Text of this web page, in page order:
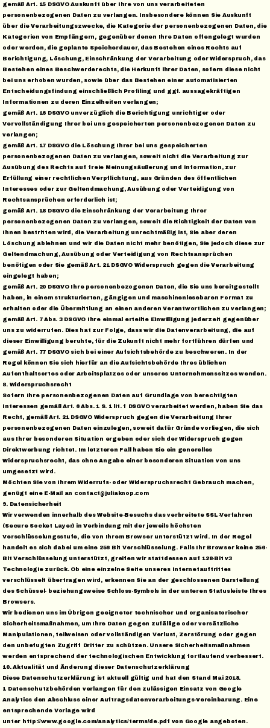
gemäß Art. 15 DSGVO Auskunft über Ihre von uns verarbeiteten
personenbezogenen Daten zu verlangen. Insbesondere können Sie Auskunft
über die Verarbeitungszwecke, die Kategorie der personenbezogenen Daten, die
Kategorien von Empfängern, gegenüber denen Ihre Daten offengelegt wurden
oder werden, die geplante Speicherdauer, das Bestehen eines Rechts auf
Berichtigung, Löschung, Einschränkung der Verarbeitung oder Widerspruch, das
Bestehen eines Beschwerderechts, die Herkunft ihrer Daten, sofern diese nicht
bei uns erhoben wurden, sowie über das Bestehen einer automatisierten
Entscheidungsfindung einschließlich Profiling und ggf. aussagekräftigen
Informationen zu deren Einzelheiten verlangen;
gemäß Art. 16 DSGVO unverzüglich die Berichtigung unrichtiger oder
Vervollständigung Ihrer bei uns gespeicherten personenbezogenen Daten zu
verlangen;
gemäß Art. 17 DSGVO die Löschung Ihrer bei uns gespeicherten
personenbezogenen Daten zu verlangen, soweit nicht die Verarbeitung zur
Ausübung des Rechts auf freie Meinungsäußerung und Information, zur
Erfüllung einer rechtlichen Verpflichtung, aus Gründen des öffentlichen
Interesses oder zur Geltendmachung, Ausübung oder Verteidigung von
Rechtsansprüchen erforderlich ist;
gemäß Art. 18 DSGVO die Einschränkung der Verarbeitung Ihrer
personenbezogenen Daten zu verlangen, soweit die Richtigkeit der Daten von
Ihnen bestritten wird, die Verarbeitung unrechtmäßig ist, Sie aber deren
Löschung ablehnen und wir die Daten nicht mehr benötigen, Sie jedoch diese zur
Geltendmachung, Ausübung oder Verteidigung von Rechtsansprüchen
benötigen oder Sie gemäß Art. 21 DSGVO Widerspruch gegen die Verarbeitung
eingelegt haben;
gemäß Art. 20 DSGVO Ihre personenbezogenen Daten, die Sie uns bereitgestellt
haben, in einem strukturierten, gängigen und maschinenlesebaren Format zu
erhalten oder die Übermittlung an einen anderen Verantwortlichen zu verlangen;
gemäß Art. 7 Abs. 3 DSGVO Ihre einmal erteilte Einwilligung jederzeit gegenüber
uns zu widerrufen. Dies hat zur Folge, dass wir die Datenverarbeitung, die auf
dieser Einwilligung beruhte, für die Zukunft nicht mehr fortführen dürfen und
gemäß Art. 77 DSGVO sich bei einer Aufsichtsbehörde zu beschweren. In der
Regel können Sie sich hierfür an die Aufsichtsbehörde Ihres üblichen
Aufenthaltsortes oder Arbeitsplatzes oder unseres Unternehmenssitzes wenden.
8. Widerspruchsrecht
Sofern Ihre personenbezogenen Daten auf Grundlage von berechtigten
Interessen gemäß Art. 6 Abs. 1 S. 1 lit. f DSGVO verarbeitet werden, haben Sie das
Recht, gemäß Art. 21 DSGVO Widerspruch gegen die Verarbeitung Ihrer
personenbezogenen Daten einzulegen, soweit dafür Gründe vorliegen, die sich
aus Ihrer besonderen Situation ergeben oder sich der Widerspruch gegen
Direktwerbung richtet. Im letzteren Fall haben Sie ein generelles
Widerspruchsrecht, das ohne Angabe einer besonderen Situation von uns
umgesetzt wird.
Möchten Sie von Ihrem Widerrufs- oder Widerspruchsrecht Gebrauch machen,
genügt eine E-Mail an contact@juliaknop.com
9. Datensicherheit
Wir verwenden innerhalb des Website-Besuchs das verbreitete SSL-Verfahren
(Secure Socket Layer) in Verbindung mit der jeweils höchsten
Verschlüsselungsstufe, die von Ihrem Browser unterstützt wird. In der Regel
handelt es sich dabei um eine 256 Bit Verschlüsselung. Falls Ihr Browser keine 256-
Bit Verschlüsselung unterstützt, greifen wir stattdessen auf 128-Bit v3
Technologie zurück. Ob eine einzelne Seite unseres Internetauftrittes
verschlüsselt übertragen wird, erkennen Sie an der geschlossenen Darstellung
des Schüssel- beziehungsweise Schloss-Symbols in der unteren Statusleiste Ihres
Browsers.
Wir bedienen uns im Übrigen geeigneter technischer und organisatorischer
Sicherheitsmaßnahmen, um Ihre Daten gegen zufällige oder vorsätzliche
Manipulationen, teilweisen oder vollständigen Verlust, Zerstörung oder gegen
den unbefugten Zugriff Dritter zu schützen. Unsere Sicherheitsmaßnahmen
werden entsprechend der technologischen Entwicklung fortlaufend verbessert.
10. Aktualität und Änderung dieser Datenschutzerklärung
Diese Datenschutzerklärung ist aktuell gültig und hat den Stand Mai 2018.
1 Datenschutzbehörden verlangen für den zulässigen Einsatz von Google
Analytics den Abschluss einer Auftragsdatenverarbeitungs-Vereinbarung. Eine
entsprechende Vorlage wird
unter http://www.google.com/analytics/terms/de.pdf von Google angeboten.